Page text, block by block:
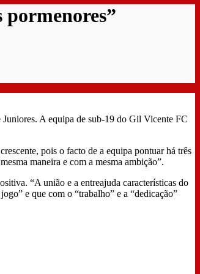
A equipa de sub-19 do Gil Vicente FC
pois o facto de a equipa pontuar há três
maneira e com a mesma ambição”.
“A união e a entreajuda características do
e que com o “trabalho” e a “dedicação”